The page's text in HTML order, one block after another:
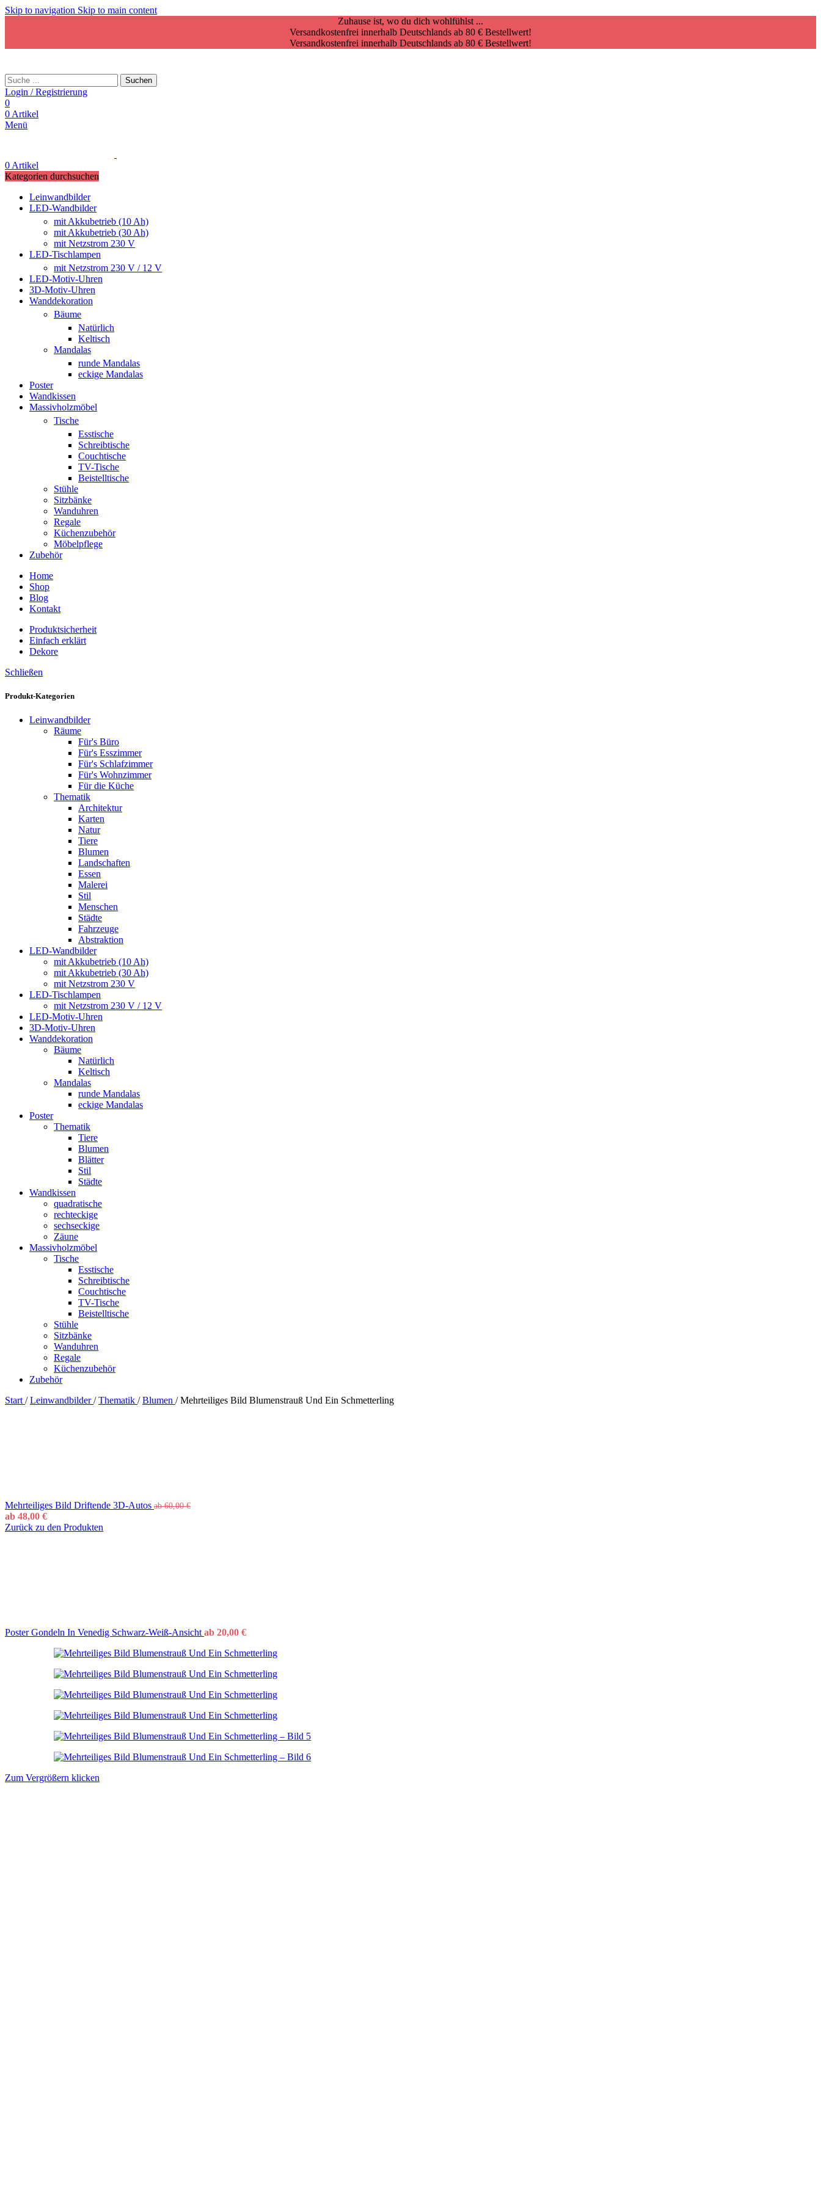
Skip to navigation Skip to main content
Zuhause ist, wo du dich wohlfühlst ...
Versandkostenfrei innerhalb Deutschlands ab 80 € Bestellwert!
Versandkostenfrei innerhalb Deutschlands ab 80 € Bestellwert!
Suchen
Login / Registrierung
0
0 Artikel
Menü
0 Artikel
Kategorien durchsuchen
Leinwandbilder
LED-Wandbilder
mit Akkubetrieb (10 Ah)
mit Akkubetrieb (30 Ah)
mit Netzstrom 230 V
LED-Tischlampen
mit Netzstrom 230 V / 12 V
LED-Motiv-Uhren
3D-Motiv-Uhren
Wanddekoration
Bäume
Natürlich
Keltisch
Mandalas
runde Mandalas
eckige Mandalas
Poster
Wandkissen
Massivholzmöbel
Tische
Esstische
Schreibtische
Couchtische
TV-Tische
Beistelltische
Stühle
Sitzbänke
Wanduhren
Regale
Küchenzubehör
Möbelpflege
Zubehör
Home
Shop
Blog
Kontakt
Produktsicherheit
Einfach erklärt
Dekore
Schließen
Produkt-Kategorien
Leinwandbilder
Räume
Für's Büro
Für's Esszimmer
Für's Schlafzimmer
Für's Wohnzimmer
Für die Küche
Thematik
Architektur
Karten
Natur
Tiere
Blumen
Landschaften
Essen
Malerei
Stil
Menschen
Städte
Fahrzeuge
Abstraktion
LED-Wandbilder
mit Akkubetrieb (10 Ah)
mit Akkubetrieb (30 Ah)
mit Netzstrom 230 V
LED-Tischlampen
mit Netzstrom 230 V / 12 V
LED-Motiv-Uhren
3D-Motiv-Uhren
Wanddekoration
Bäume
Natürlich
Keltisch
Mandalas
runde Mandalas
eckige Mandalas
Poster
Thematik
Tiere
Blumen
Blätter
Stil
Städte
Wandkissen
quadratische
rechteckige
sechseckige
Zäune
Massivholzmöbel
Tische
Esstische
Schreibtische
Couchtische
TV-Tische
Beistelltische
Stühle
Sitzbänke
Wanduhren
Regale
Küchenzubehör
Zubehör
Start / Leinwandbilder/ Thematik / Blumen / Mehrteiliges Bild Blumenstrauß Und Ein Schmetterling
Mehrteiliges Bild Driftende 3D-Autos ab60,00€
ab 48,00 €
Zurück zu den Produkten
Poster Gondeln In Venedig Schwarz-Weiß-Ansicht ab 20,00 €
Zum Vergrößern klicken